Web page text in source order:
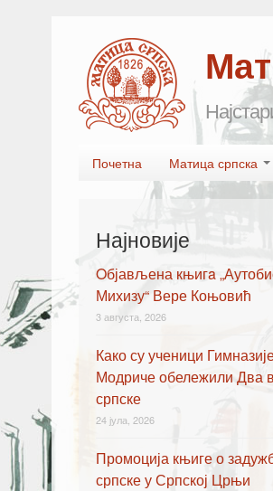
Main menu
Почетна Матица српска
Најновије
Oбјављена књигa
Михизу“ Вере Коњовић
3 августа, 2026
Како су ученици
Модриче обележили Два
српске
24 јула, 2026
Промоција књиге о
српске у Српској Црњи